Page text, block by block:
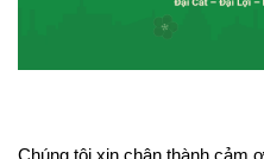
Chúng tôi xin chân thành cảm